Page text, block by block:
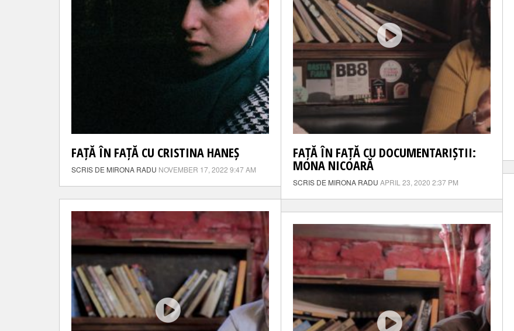
FAȚĂ ÎN FAȚĂ CU CRISTINA HANEȘ
SCRIS DE MIRONA RADU NOVEMBER 17, 2022 9:47 AM
FAȚĂ ÎN FAȚĂ CU DOCUMENTARIȘTII:
MONA NICOARĂ
SCRIS DE MIRONA RADU APRIL 23, 2020 2:37 PM